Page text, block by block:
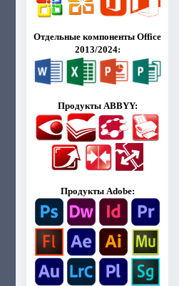
Отдельные компоненты Office
2013/2024:
Продукты ABBYY:
Продукты Adobe: